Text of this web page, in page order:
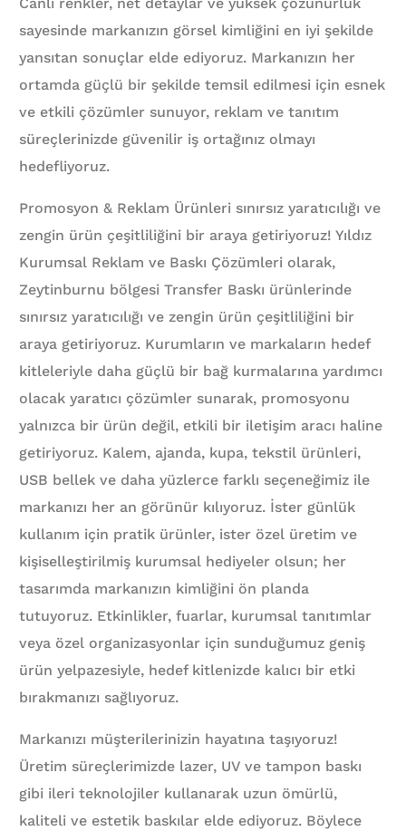
Canlı renkler, net detaylar ve yüksek çözünürlük
sayesinde markanızın görsel kimliğini en iyi şekilde
yansıtan sonuçlar elde ediyoruz. Markanızın her
ortamda güçlü bir şekilde temsil edilmesi için esnek
ve etkili çözümler sunuyor, reklam ve tanıtım
süreçlerinizde güvenilir iş ortağınız olmayı
hedefliyoruz.
Promosyon & Reklam Ürünleri sınırsız yaratıcılığı ve
zengin ürün çeşitliliğini bir araya getiriyoruz! Yıldız
Kurumsal Reklam ve Baskı Çözümleri olarak,
Zeytinburnu bölgesi Transfer Baskı ürünlerinde
sınırsız yaratıcılığı ve zengin ürün çeşitliliğini bir
araya getiriyoruz. Kurumların ve markaların hedef
kitleleriyle daha güçlü bir bağ kurmalarına yardımcı
olacak yaratıcı çözümler sunarak, promosyonu
yalnızca bir ürün değil, etkili bir iletişim aracı haline
getiriyoruz. Kalem, ajanda, kupa, tekstil ürünleri,
USB bellek ve daha yüzlerce farklı seçeneğimiz ile
markanızı her an görünür kılıyoruz. İster günlük
kullanım için pratik ürünler, ister özel üretim ve
kişiselleştirilmiş kurumsal hediyeler olsun; her
tasarımda markanızın kimliğini ön planda
tutuyoruz. Etkinlikler, fuarlar, kurumsal tanıtımlar
veya özel organizasyonlar için sunduğumuz geniş
ürün yelpazesiyle, hedef kitlenizde kalıcı bir etki
bırakmanızı sağlıyoruz.
Markanızı müşterilerinizin hayatına taşıyoruz!
Üretim süreçlerimizde lazer, UV ve tampon baskı
gibi ileri teknolojiler kullanarak uzun ömürlü,
kaliteli ve estetik baskılar elde ediyoruz. Böylece